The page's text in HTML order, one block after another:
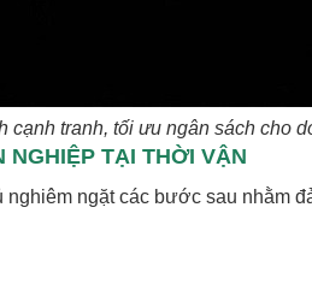
cạnh tranh, tối ưu ngân sách cho
NGHIỆP TẠI THỜI VẬN
ngặt các bước sau nhằm